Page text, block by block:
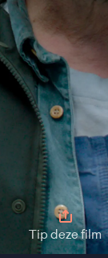
Tip deze film